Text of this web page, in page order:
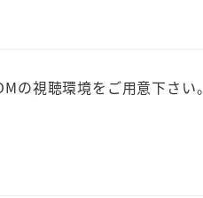
の視聴環境をご用意下さい。